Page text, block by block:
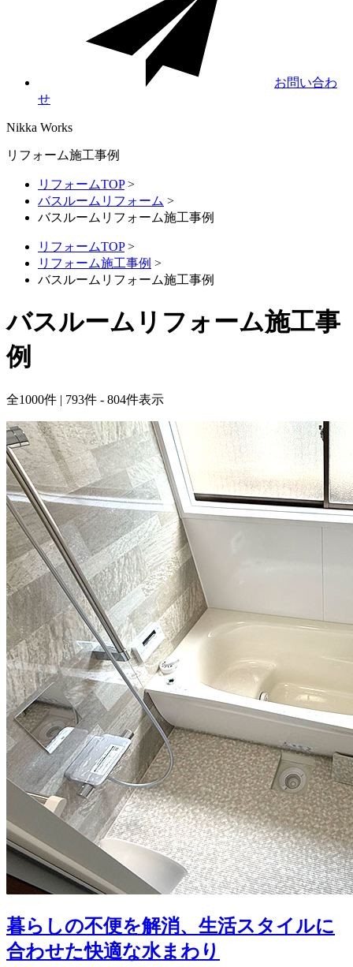
お問い合わ
せ
Nikka Works
リフォーム施工事例
リフォームTOP>
バスルームリフォーム >
バスルームリフォーム施工事例
リフォームTOP>
リフォーム施工事例 >
バスルームリフォーム施工事例
バスルームリフォーム施工事
例
全1000件 | 793件 - 804件表示
暮らしの不便を解消、生活スタイルに
合わせた快適な水まわり